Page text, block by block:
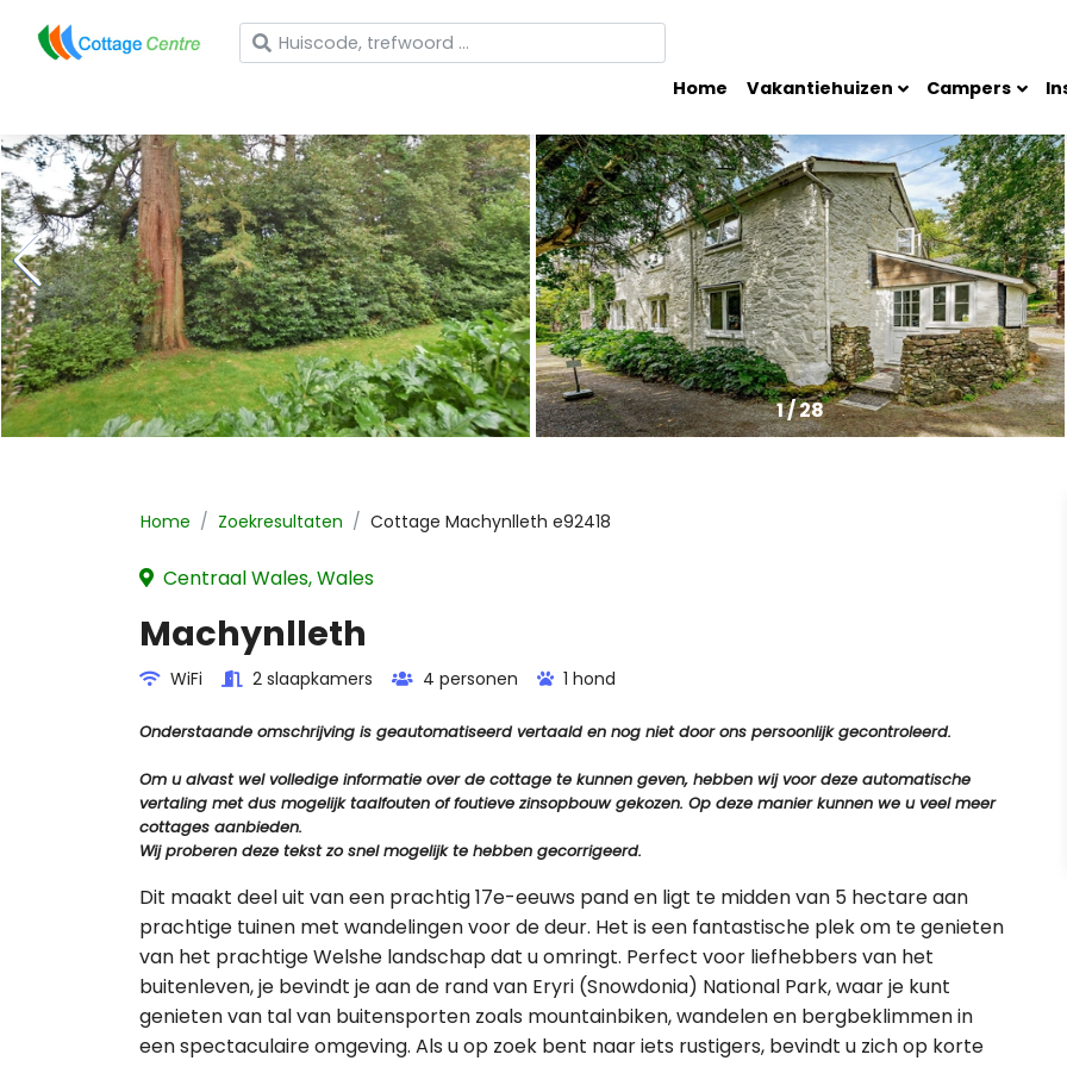
Wat zoekt u?
Home Vakantiehuizen Campers
1/28
Home Zoekresultaten Cottage Machynlleth e92418
Centraal Wales, Wales
Machynlleth
WiFi 2 slaapkamers 4 personen 1 hond
Onderstaande omschrijving is geautomatiseerd vertaald en nog niet door ons persoonlijk gecontroleerd.
Om u alvast wel volledige informatie over de cottage te kunnen geven, hebben wij voor deze automatische
vertaling met dus mogelijk taalfouten of foutieve zinsopbouw gekozen. Op deze manier kunnen we u veel meer
cottages aanbieden.
Wij proberen deze tekst zo snel mogelijk te hebben gecorrigeerd.
Dit maakt deel uit van een prachtig 17e-eeuws pand en ligt te midden van 5 hectare aan
prachtige tuinen met wandelingen voor de deur. Het is een fantastische plek om te genieten
van het prachtige Welshe landschap dat u omringt. Perfect voor liefhebbers van het
buitenleven, je bevindt je aan de rand van Eryri (Snowdonia) National Park, waar je kunt
genieten van tal van buitensporten zoals mountainbiken, wandelen en bergbeklimmen in
een spectaculaire omgeving. Als u op zoek bent naar iets rustigers, bevindt u zich op korte